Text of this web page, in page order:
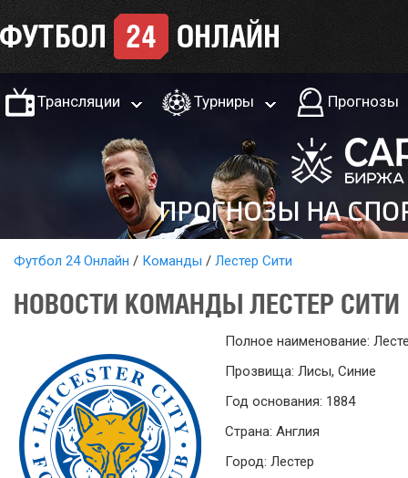
Трансляции Турниры Прогнозы
Футбол 24 Онлайн Команды Лестер Сити
НОВОСТИ КОМАНДЫ ЛЕСТЕР СИТИ
Полное наименование:
Прозвища: Лисы, Синие
Год основания: 1884
Страна: Англия
Город: Лестер